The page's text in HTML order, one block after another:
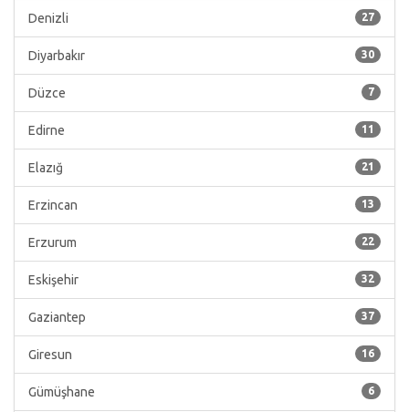
27
Denizli
30
Diyarbakır
7
Düzce
11
Edirne
21
Elazığ
13
Erzincan
22
Erzurum
32
Eskişehir
37
Gaziantep
16
Giresun
6
Gümüşhane